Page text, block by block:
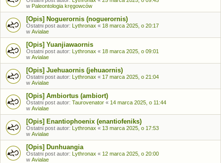
w Paleontologia kręgowców
[Opis] Noguerornis (noguerornis)
Ostatni post autor: Lythronax « 18 marca 2025, o 20:17
w Avialae
[Opis] Yuanjiawaornis
Ostatni post autor: Lythronax « 18 marca 2025, o 09:01
w Avialae
[Opis] Juehuaornis (jehuaornis)
Ostatni post autor: Lythronax « 17 marca 2025, o 21:04
w Avialae
[Opis] Ambiortus (ambiort)
Ostatni post autor: Taurovenator « 14 marca 2025, o 11:44
w Avialae
[Opis] Enantiophoenix (enantiofeniks)
Ostatni post autor: Lythronax « 13 marca 2025, o 17:53
w Avialae
[Opis] Dunhuangia
Ostatni post autor: Lythronax « 12 marca 2025, o 20:00
w Avialae